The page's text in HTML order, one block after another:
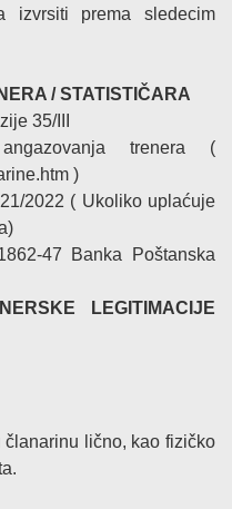
izvrsiti prema sledecim
/ STATISTIČARA
35/III
trenera (
)
2022 ( Ukoliko uplaćuje
47 Banka Poštanska
LEGITIMACIJE
lično, kao fizičko